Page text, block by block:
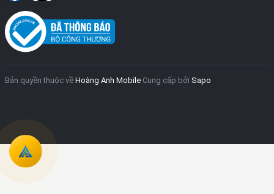
Bản quyền thuộc về Hoàng Anh Mobile Cung cấp bởi Sapo